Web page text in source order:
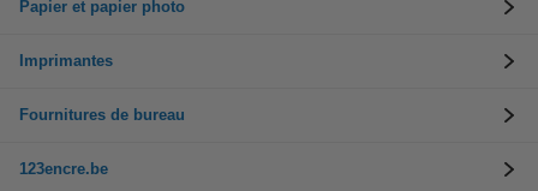
Papier et papier photo
Imprimantes
Fournitures de bureau
123encre.be